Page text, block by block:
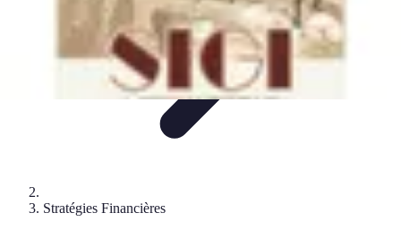
Stratégies Financières